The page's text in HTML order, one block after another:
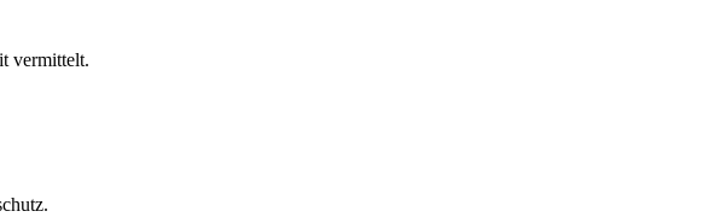
vermittelt.